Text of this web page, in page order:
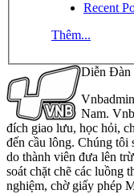
Recent
Thêm...
Diễn Đàn
Nam.
đích giao lưu, học hỏi,
đến cầu lông. Chúng tôi
do thành viên đưa lên
soát chặt chẽ các luồng
nghiệm, chờ giấy phép